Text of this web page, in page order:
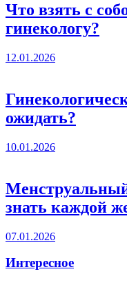
Что взять с
гинекологу?
12.01.2026
ожидать?
10.01.2026
знать каждой
07.01.2026
Интересное